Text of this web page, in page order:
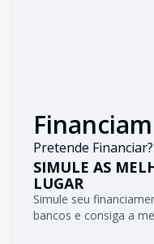
Pretende Financiar?
SIMULE AS
LUGAR
Simule seu
bancos e consiga a